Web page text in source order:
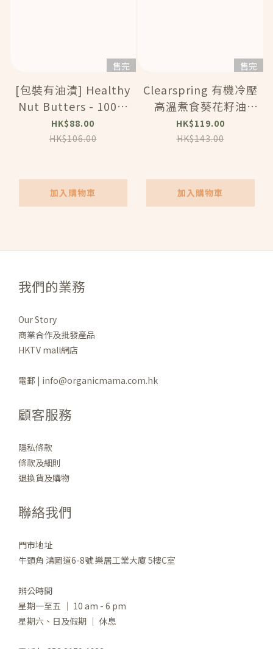
售完
[包裝有油漬] Healthy
Nut Butters - 100%
無糖純腰果醬（212
克）(42107)
HK$88.00
HK$106.00
加入購物車
售完
Clearspring 有機冷壓
高溫煮食葵花籽油
(1L) (81104) [BBD:
2025-12-9]
HK$119.00
HK$143.00
加入購物車
我們的業務
Our Story
商業合作及批發產品
HKTV mall網店
電郵 | info@organicmama.com.hk
顧客服務
隱私條款
條款及細則
退換貨及購物
聯絡我們
門市地址
牛頭角 鴻圖道6-8號 樂居工業大廈 5樓C室
辨公時間
星期一至五 ｜ 10 am - 6 pm
星期六、日及假期 ｜ 休息